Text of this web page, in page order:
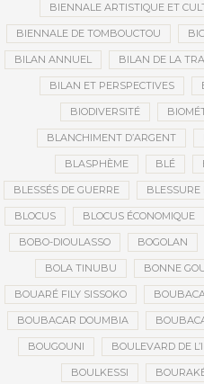
BIENNALE ARTISTIQUE ET
BIENNALE DE TOMBOUCTOU
BILAN ANNUEL BILAN DE LA
BILAN ET PERSPECTIVES
BIODIVERSITÉ
BLANCHIMENT D’ARGENT
BLASPHÈME BLÉ
BLESSÉS DE GUERRE
BLOCUS BLOCUS ÉCONOMIQUE
BOBO-DIOULASSO BOGOLAN
BOLA TINUBU BONNE
BOUARÉ FILY SISSOKO
BOUBACAR DOUMBIA
BOUGOUNI BOULEVARD DE
BOULKESSI